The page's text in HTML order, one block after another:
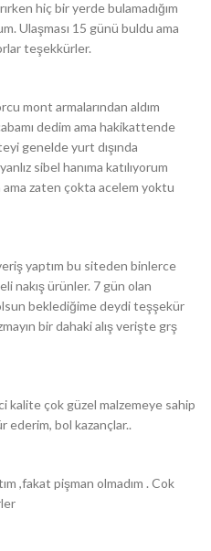
hiç bir yerde bulamadığım
Ulaşması 15 günü buldu ama
teşekkürler.
mont armalarından aldım
dedim ama hakikattende
genelde yurt dışında
sibel hanıma katılıyorum
zaten çokta acelem yoktu
yaptım bu siteden binlerce
nakış ürünler. 7 gün olan
beklediğime deydi teşşekür
bir dahaki alış verişte grş
kalite çok güzel malzemeye sahip
ederim, bol kazançlar..
,fakat pişman olmadım . Cok